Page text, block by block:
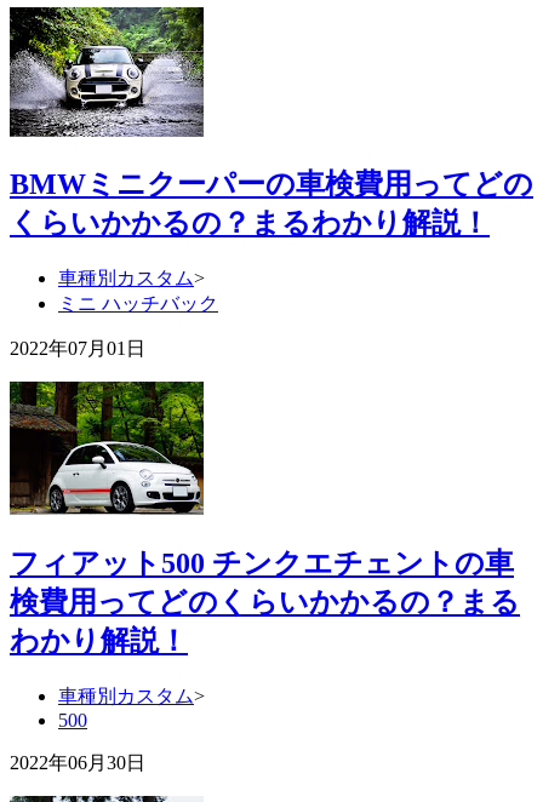
BMWミニクーパーの車検費用ってどの
くらいかかるの？まるわかり解説！
車種別カスタム>
ミニ ハッチバック
2022年07月01日
フィアット500 チンクエチェントの車
検費用ってどのくらいかかるの？まる
わかり解説！
車種別カスタム>
500
2022年06月30日